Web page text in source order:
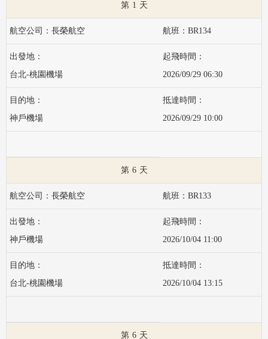
1
長榮航空 BR134
台北-桃園機場 2026/09/29 06:30
神戶機場 2026/09/29 10:00
6
長榮航空 BR133
神戶機場 2026/10/04 11:00
台北-桃園機場 2026/10/04 13:15
6